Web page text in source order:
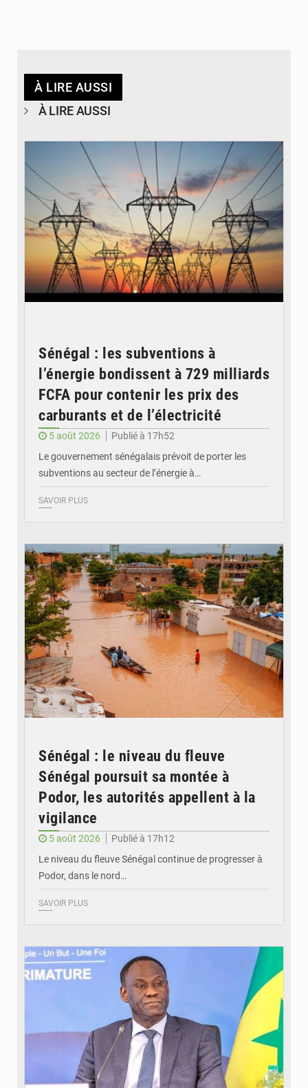
À LIRE AUSSI
À LIRE AUSSI
Sénégal : les subventions à
l’énergie bondissent à 729 milliards
FCFA pour contenir les prix des
carburants et de l’électricité
5 août 2026
Publié à 17h52
Le gouvernement sénégalais prévoit de porter les
subventions au secteur de l’énergie à…
SAVOIR PLUS
Sénégal : le niveau du fleuve
Sénégal poursuit sa montée à
Podor, les autorités appellent à la
vigilance
5 août 2026
Publié à 17h12
Le niveau du fleuve Sénégal continue de progresser à
Podor, dans le nord…
SAVOIR PLUS